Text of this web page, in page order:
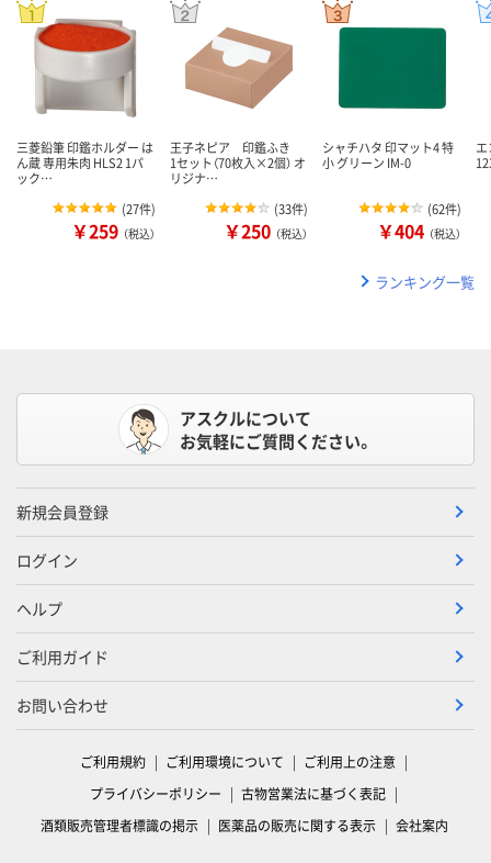
三菱鉛筆 印鑑ホルダー は
ん蔵 専用朱肉 HLS2 1パ
ック…
(27件)
￥259 （税込）
王子ネピア 印鑑ふき
1セット（70枚入×2個） オ
リジナ…
(33件)
￥250 （税込）
シャチハタ 印マット4 特
小 グリーン IM-0
(62件)
￥404 （税込）
ランキング一覧
アスクルについて
お気軽にご質問ください。
新規会員登録
ログイン
ヘルプ
ご利用ガイド
お問い合わせ
ご利用規約 ご利用環境について
ご利用上の注意
プライバシーポリシー
古物営業法に基づく表記
酒類販売管理者標識の掲示
医薬品の販売に関する表示 会社案内